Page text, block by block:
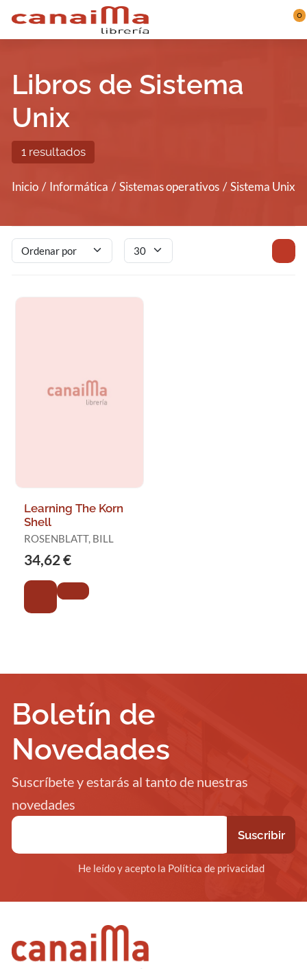
Saltar al contenido principal 0
Libros de Sistema
Unix
1 resultados
Inicio Informática Sistemas operativos Sistema Unix
Learning The Korn
Shell
ROSENBLATT, BILL
34,62 €
Boletín de
Novedades
Suscríbete y estarás al tanto de nuestras
novedades
He leído y acepto la Política de privacidad